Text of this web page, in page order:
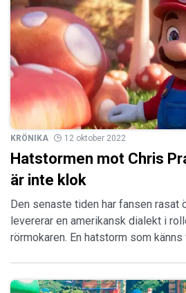
KRÖNIKA 12 oktober 2022
Hatstormen mot Chris
är inte klok
Den senaste tiden har fansen rasat
levererar en amerikansk dialekt i
rörmokaren. En hatstorm som